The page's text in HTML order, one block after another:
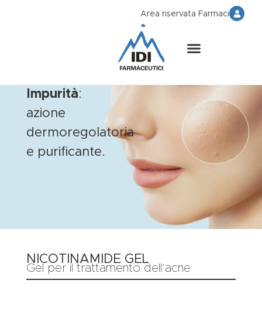
Area riservata Farmaci
Impurità:
azione
dermoregolatoria
e purificante.
NICOTINAMIDE GEL
Gel per il trattamento dell’acne